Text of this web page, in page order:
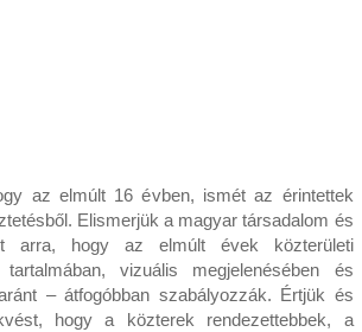
az elmúlt 16 évben, ismét az érintettek
Elismerjük a magyar társadalom és
arra, hogy az elmúlt évek közterületi
vizuális megjelenésében és
– átfogóbban szabályozzák. Értjük és
hogy a közterek rendezettebbek, a